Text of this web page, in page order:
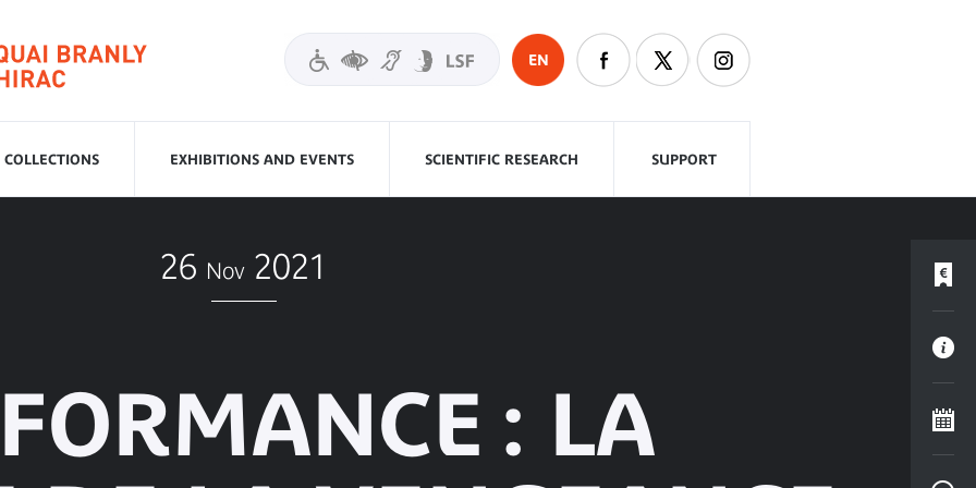
EN
COLLECTIONS EXHIBITIONS AND EVENTS SCIENTIFIC RESEARCH SUPPORT
26 Nov 2021
: LA